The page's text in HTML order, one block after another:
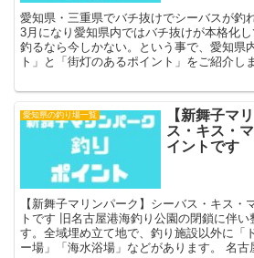
愛知県・三重県でバチ抜けでシーバスが釣
3月になり愛知県内ではバチ抜けが本格化
釣るなら今しかない。という事で、愛知県
ト」と「街灯のあるポイント」をご紹介し
愛知県の釣り場一覧
【新舞子マ
ス・キス・
イントです
【新舞子マリンパーク】シーバス・キス・
トです 旧名古屋港海釣り公園の閉鎖に伴
す。全域埋め立て地で、釣り施設以外に「
ー場」「海水浴場」などがあります。 名古